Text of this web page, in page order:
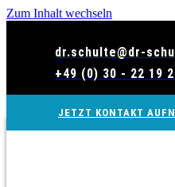
Zum Inhalt wechseln
dr.schulte@dr-
+49 (0) 30 - 22 19
JETZT KONTAKT